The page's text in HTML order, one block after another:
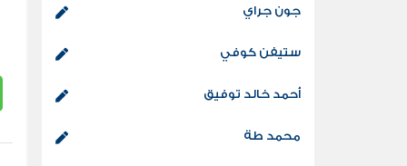
جون جراي
ستيفن كوفي
أحمد خالد توفيق
محمد طة